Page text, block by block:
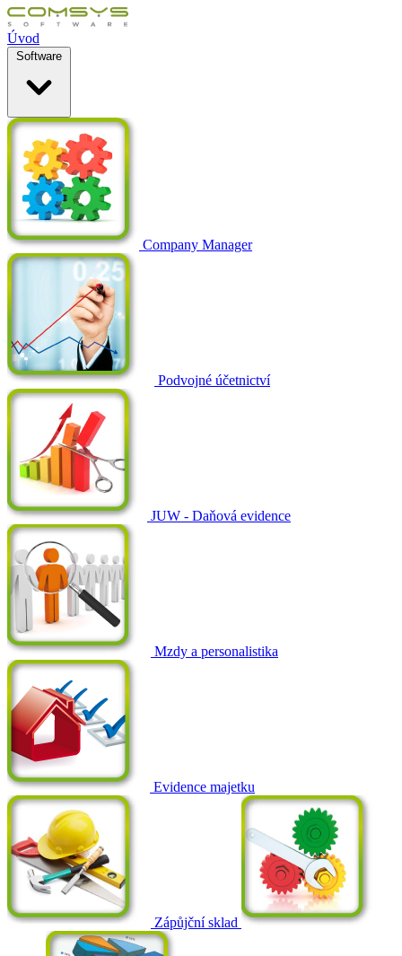
Úvod
Software
Company Manager
Podvojné účetnictví
JUW - Daňová evidence
Mzdy a personalistika
Evidence majetku
Zápůjční sklad